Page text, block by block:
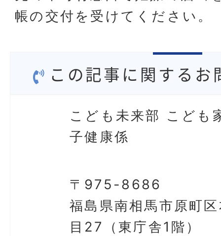
帳の交付を受けてください。
この記事に関するお
こども未来部 こども
子健康係
〒975-8686
福島県南相馬市原町
目27（東庁舎1階）